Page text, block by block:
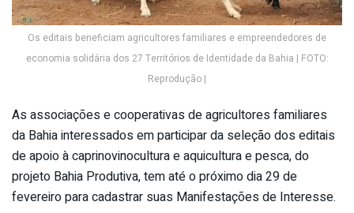
Os editais beneficiam agricultores familiares e empreendedores de
economia solidária dos 27 Territórios de Identidade da Bahia | FOTO:
Reprodução |
As associações e cooperativas de agricultores familiares
da Bahia interessados em participar da seleção dos editais
de apoio à caprinovinocultura e aquicultura e pesca, do
projeto Bahia Produtiva, tem até o próximo dia 29 de
fevereiro para cadastrar suas Manifestações de Interesse.